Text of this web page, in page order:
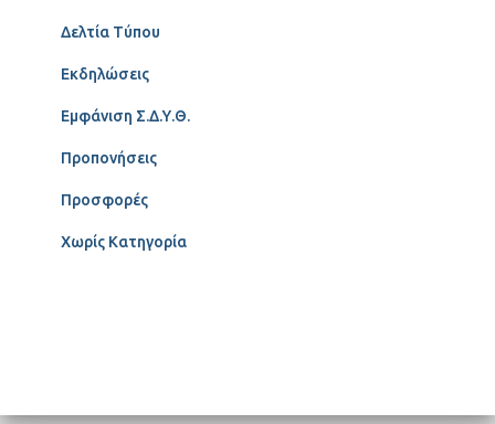
Δελτία Τύπου
Εκδηλώσεις
Εμφάνιση Σ.Δ.Υ.Θ.
Προπονήσεις
Προσφορές
Χωρίς Κατηγορία